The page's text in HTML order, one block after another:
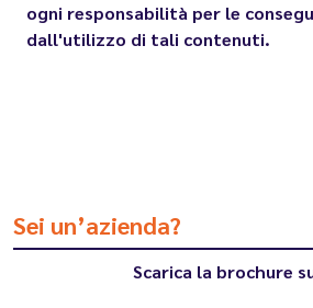
ogni responsabilità per le
dall'utilizzo di tali contenuti.
Sei un’azienda?
Scarica la brochure